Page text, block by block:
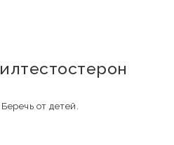
от детей.